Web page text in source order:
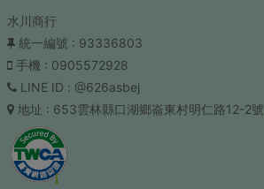
水川商行
統一編號 : 93336803
手機 : 0905572928
LINE ID : @626asbej
地址 : 653雲林縣口湖鄉崙東村明仁路12-2號